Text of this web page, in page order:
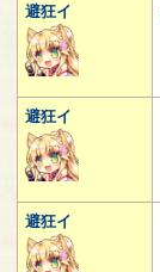
避狂イ
避狂イ
避狂イ